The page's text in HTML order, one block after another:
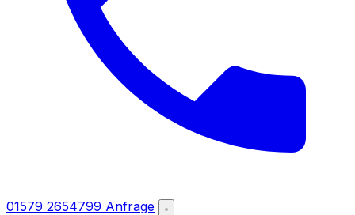
01579 2654799 Anfrage